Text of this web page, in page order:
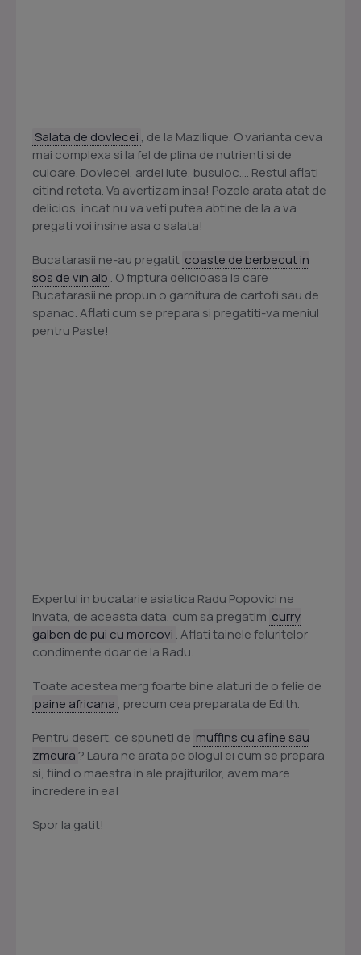
Salata de dovlecei , de la Mazilique. O varianta ceva
mai complexa si la fel de plina de nutrienti si de
culoare. Dovlecel, ardei iute, busuioc.... Restul aflati
citind reteta. Va avertizam insa! Pozele arata atat de
delicios, incat nu va veti putea abtine de la a va
pregati voi insine asa o salata!
Bucatarasii ne-au pregatit coaste de berbecut in
sos de vin alb . O friptura delicioasa la care
Bucatarasii ne propun o garnitura de cartofi sau de
spanac. Aflati cum se prepara si pregatiti-va meniul
pentru Paste!
Expertul in bucatarie asiatica Radu Popovici ne
invata, de aceasta data, cum sa pregatim curry
galben de pui cu morcovi . Aflati tainele feluritelor
condimente doar de la Radu.
Toate acestea merg foarte bine alaturi de o felie de
paine africana , precum cea preparata de Edith.
Pentru desert, ce spuneti de muffins cu afine sau
zmeura? Laura ne arata pe blogul ei cum se prepara
si, fiind o maestra in ale prajiturilor, avem mare
incredere in ea!
Spor la gatit!